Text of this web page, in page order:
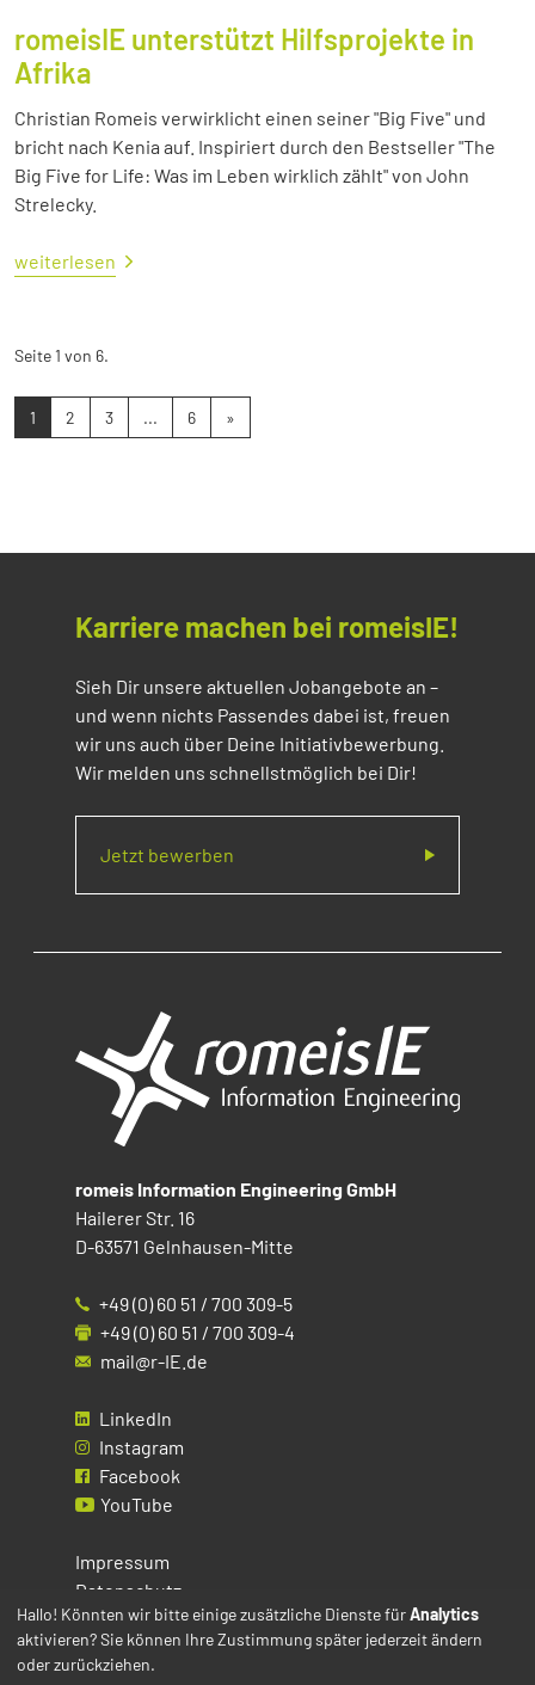
romeisIE unterstützt Hilfsprojekte in
Afrika
Christian Romeis verwirklicht einen seiner "Big Five" und
bricht nach Kenia auf. Inspiriert durch den Bestseller "The
Big Five for Life: Was im Leben wirklich zählt" von John
Strelecky.
weiterlesen
Seite 1 von 6.
1 2 3 ... 6 »
Karriere machen bei romeisIE!
Sieh Dir unsere aktuellen Jobangebote an –
und wenn nichts Passendes dabei ist, freuen
wir uns auch über Deine Initiativbewerbung.
Wir melden uns schnellstmöglich bei Dir!
Jetzt bewerben
romeis Information Engineering GmbH
Hailerer Str. 16
D-63571 Gelnhausen-Mitte
+49 (0) 60 51 / 700 309-5
+49 (0) 60 51 / 700 309-4
mail@r-IE.de
LinkedIn
Instagram
Facebook
YouTube
Impressum
Datenschutz
Cookies
Hallo! Könnten wir bitte einige zusätzliche Dienste fürAnalytics
aktivieren? Sie können Ihre Zustimmung später jederzeit ändern
oder zurückziehen.